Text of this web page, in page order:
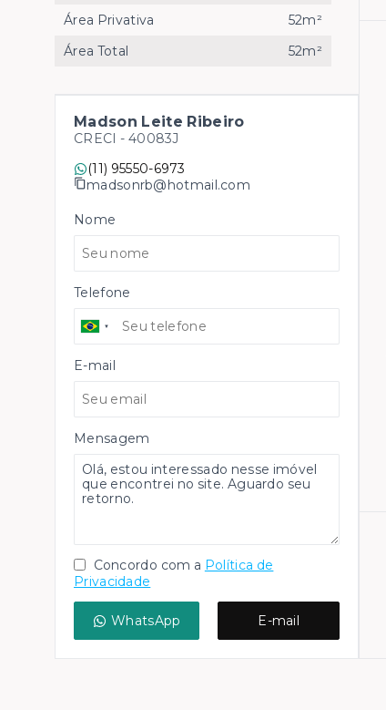
Área Privativa
52m²
Área Total
52m²
Madson Leite Ribeiro
CRECI - 40083J
(11) 95550-6973
madsonrb@hotmail.com
Nome
Telefone
E-mail
Mensagem
Concordo com a Política de
Privacidade
WhatsApp E-mail